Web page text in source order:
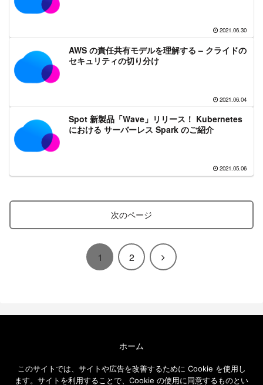
2021.06.30
AWS の責任共有モデルを理解する – クライドの
セキュリティの切り分け
2021.06.04
Spot 新製品「Wave」リリース！ Kubernetes
における サーバーレス Spark のご紹介
2021.05.06
次のページ
1 2
次
ホーム
免責事項
このサイトでは、サイトや広告を改善するために Cookie を使用し
ます。サイトを利用することで、Cookie の使用に同意するものとい